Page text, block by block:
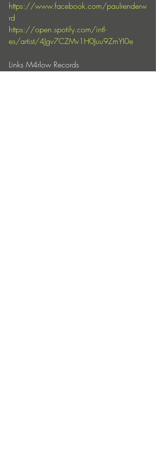
https://www.facebook.com/paulrenderw
rd
https://open.spotify.com/intl-
es/artist/4Jgv7CZMv1H0Juu9ZmYI0e
Links M4rlow Records